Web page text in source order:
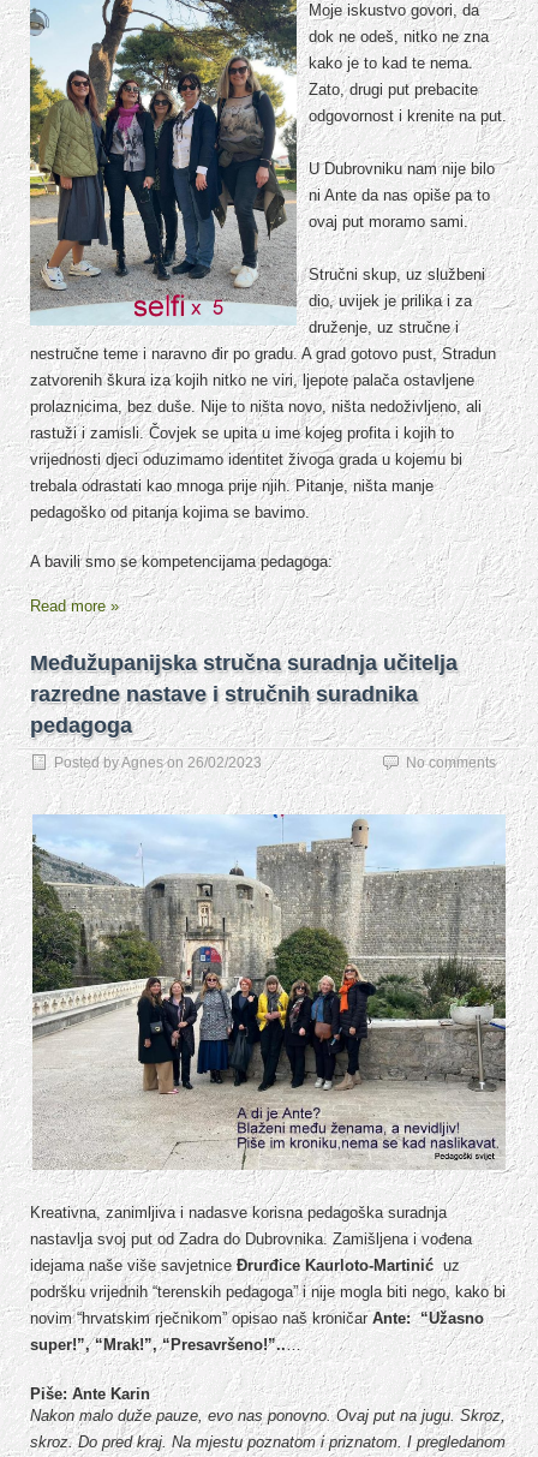
Moje iskustvo govori, da
dok ne odeš, nitko ne zna
kako je to kad te nema.
Zato, drugi put prebacite
odgovornost i krenite na put.
U Dubrovniku nam nije bilo
ni Ante da nas opiše pa to
ovaj put moramo sami.
Stručni skup, uz službeni
dio, uvijek je prilika i za
druženje, uz stručne i
nestručne teme i naravno đir po gradu. A grad gotovo pust, Stradun
zatvorenih škura iza kojih nitko ne viri, ljepote palača ostavljene
prolaznicima, bez duše. Nije to ništa novo, ništa nedoživljeno, ali
rastuži i zamisli. Čovjek se upita u ime kojeg profita i kojih to
vrijednosti djeci oduzimamo identitet živoga grada u kojemu bi
trebala odrastati kao mnoga prije njih. Pitanje, ništa manje
pedagoško od pitanja kojima se bavimo.
A bavili smo se kompetencijama pedagoga:
Read more »
Međužupanijska stručna suradnja učitelja
razredne nastave i stručnih suradnika
pedagoga
Posted byAgneson 26/02/2023 No comments
Kreativna, zanimljiva i nadasve korisna pedagoška suradnja
nastavlja svoj put od Zadra do Dubrovnika. Zamišljena i vođena
idejama naše više savjetniceĐrurđice Kaurloto-Martinić uz
podršku vrijednih “terenskih pedagoga” i nije mogla biti nego, kako bi
novim “hrvatskim rječnikom” opisao naš kroničarAnte: “Užasno
super!”, “Mrak!”, “Presavršeno!”..…
Piše: Ante Karin
Nakon malo duže pauze, evo nas ponovno. Ovaj put na jugu. Skroz,
skroz. Do pred kraj. Na mjestu poznatom i priznatom. I pregledanom